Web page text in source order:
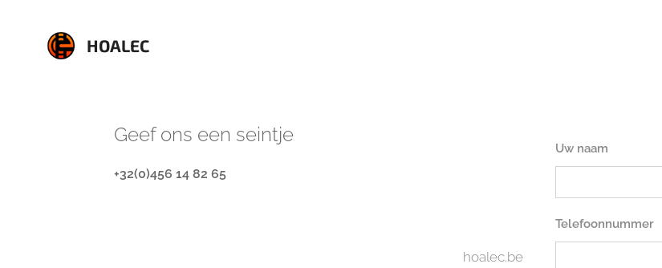
HOALEC
Geef ons een seintje
+32(0)456 14 82 65
hoalec.be
Uw naam
Telefoonnummer